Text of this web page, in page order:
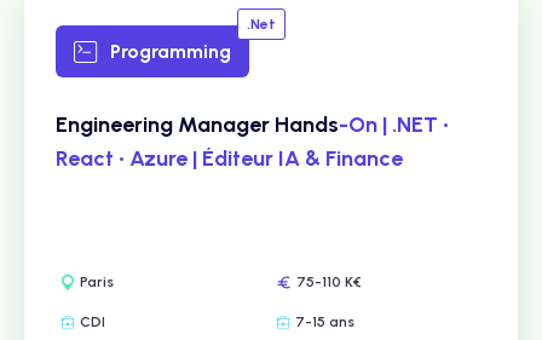
Programming
.Net
Engineering Manager Hands-On | .NET •
React • Azure | Éditeur IA & Finance
Paris 75-110 K€
CDI 7-15 ans